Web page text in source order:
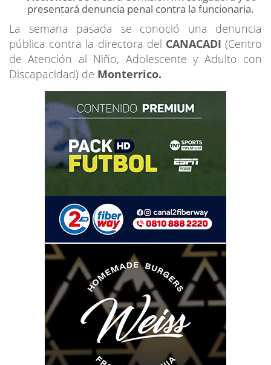
presentará denuncia penal contra la funcionaria.
La semana pasada se conoció una denuncia
pública contra la directora del CANACADI (Centro
de Atención al Niño, Adolescente y Adulto con
Discapacidad) de Monterrico.